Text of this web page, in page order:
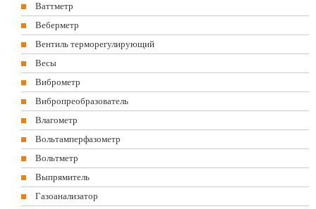
Ваттметр
Веберметр
Вентиль терморегулирующий
Весы
Виброметр
Вибропреобразователь
Влагометр
Вольтамперфазометр
Вольтметр
Выпрямитель
Газоанализатор